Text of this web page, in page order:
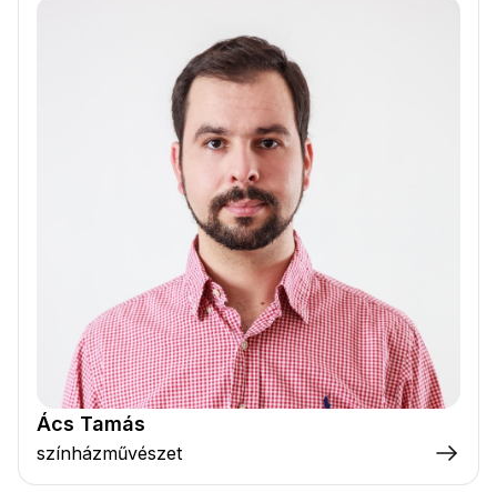
Ács Tamás
színházművészet